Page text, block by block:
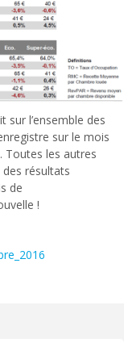
sur l’ensemble des
sur le mois
Toutes les autres
résultats
de
!